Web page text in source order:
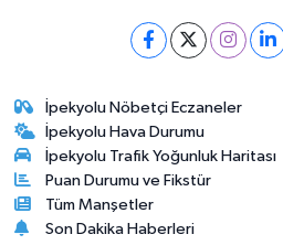
İpekyolu Nöbetçi Eczaneler
İpekyolu Hava Durumu
İpekyolu Trafik Yoğunluk Haritası
Puan Durumu ve Fikstür
Tüm Manşetler
Son Dakika Haberleri